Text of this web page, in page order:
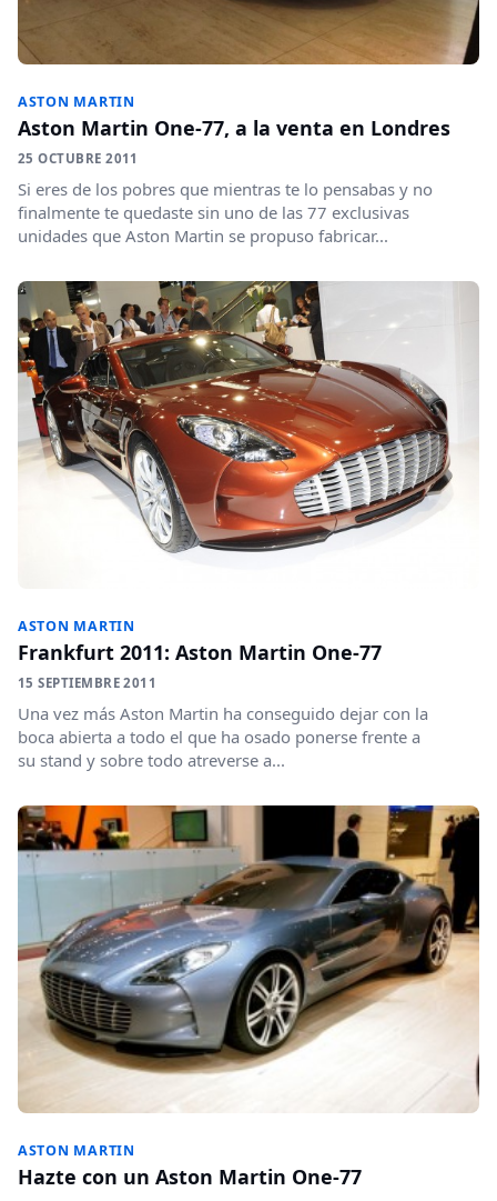
ASTON MARTIN
Aston Martin One-77, a la venta en Londres
25 OCTUBRE 2011
Si eres de los pobres que mientras te lo pensabas y no
finalmente te quedaste sin uno de las 77 exclusivas
unidades que Aston Martin se propuso fabricar...
ASTON MARTIN
Frankfurt 2011: Aston Martin One-77
15 SEPTIEMBRE 2011
Una vez más Aston Martin ha conseguido dejar con la
boca abierta a todo el que ha osado ponerse frente a
su stand y sobre todo atreverse a...
ASTON MARTIN
Hazte con un Aston Martin One-77